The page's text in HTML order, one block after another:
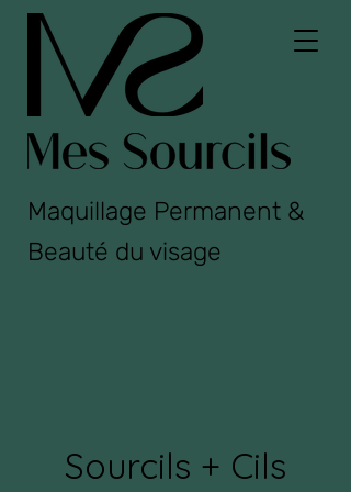
Maquillage Permanent &
Beauté du visage
Sourcils + Cils